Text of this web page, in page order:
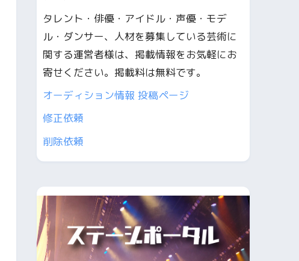
タレント・俳優・アイドル・声優・モデ
ル・ダンサー、人材を募集している芸術に
関する運営者様は、掲載情報をお気軽にお
寄せください。掲載料は無料です。
オーディション情報 投稿ページ
修正依頼
削除依頼